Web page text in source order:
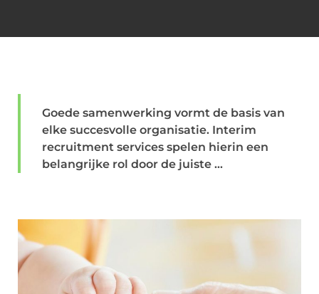
Goede samenwerking vormt de basis van
elke succesvolle organisatie. Interim
recruitment services spelen hierin een
belangrijke rol door de juiste ...